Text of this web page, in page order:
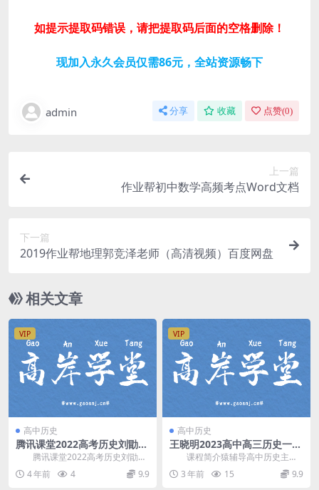
如提示提取码错误，请把提取码后面的空格删除！
现加入永久会员仅需86元，全站资源畅下
admin 分享 收藏 点赞(0)
上一篇
作业帮初中数学高频考点Word文档
下一篇
2019作业帮地理郭竞泽老师（高清视频）百度网盘
相关文章
VIP
高中历史
腾讯课堂2022高考历史刘勖雯
押题课 网盘分享
腾讯课堂2022高考历史刘勖雯
押题课，网盘分享高考历史复习押
题课程637M高...
4 年前 4 9.9
VIP
高中历史
王晓明2023高中高三历史一轮
下篇秋季系统班
课程简介猿辅导高中历史主讲
王晓明2023年高考历史一轮下篇秋
季班，通用版，...
3 年前 15 9.9